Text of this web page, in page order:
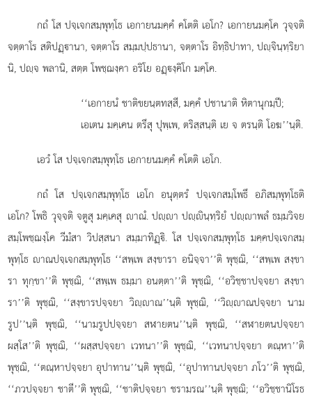
กถํ โส ปจฺเจกสมฺพุทฺโธ เอกายนมคฺคํ คโตติ เอโก? เอกายนมคฺโค วุจฺจติ
จตฺตาโร สติปฏฺานา, จตฺตาโร สมฺมปฺปธานา, จตฺตาโร อิทฺธิปาทา, ปฺจินฺทฺริยา
นิ, ปฺจ พลานิ, สตฺต โพชฺฌงฺคา อริโย อฏฺงฺคิโก มคฺโค.
‘‘เอกายนํ ชาติขยนฺตทสฺสี, มคฺคํ ปชานาติ หิตานุกมฺปี;
เอเตน มคฺเคน ตรึสุ ปุพฺเพ, ตริสฺสนฺติ เย จ ตรนฺติ โอฆ’’นฺติ.
เอวํ โส ปจฺเจกสมฺพุทฺโธ เอกายนมคฺคํ คโตติ เอโก.
กถํ โส ปจฺเจกสมฺพุทฺโธ เอโก อนุตฺตรํ ปจฺเจกสมฺโพธึ อภิสมฺพุทฺโธติ
เอโก? โพธิ วุจฺจติ จตูสุ มคฺเคสุ าณํ. ปฺา ปฺินฺทฺริยํ ปฺาพลํ ธมฺมวิจย
สมฺโพชฺฌงฺโค วีมํสา วิปสฺสนา สมฺมาทิฏฺิ. โส ปจฺเจกสมฺพุทฺโธ มคฺคปจฺเจกสมฺ
พุทฺโธ าณปจฺเจกสมฺพุทฺโธ ‘‘สพฺเพ สงฺขารา อนิจฺจา’’ติ พุชฺฌิ, ‘‘สพฺเพ สงฺขา
รา ทุกฺขา’’ติ พุชฺฌิ, ‘‘สพฺเพ ธมฺมา อนตฺตา’’ติ พุชฺฌิ, ‘‘อวิชฺชาปจฺจยา สงฺขา
รา’’ติ พุชฺฌิ, ‘‘สงฺขารปจฺจยา วิฺาณ’’นฺติ พุชฺฌิ, ‘‘วิฺาณปจฺจยา นาม
รูป’’นฺติ พุชฺฌิ, ‘‘นามรูปปจฺจยา สฬายตน’’นฺติ พุชฺฌิ, ‘‘สฬายตนปจฺจยา
ผสฺโส’’ติ พุชฺฌิ, ‘‘ผสฺสปจฺจยา เวทนา’’ติ พุชฺฌิ, ‘‘เวทนาปจฺจยา ตณฺหา’’ติ
พุชฺฌิ, ‘‘ตณฺหาปจฺจยา อุปาทาน’’นฺติ พุชฺฌิ, ‘‘อุปาทานปจฺจยา ภโว’’ติ พุชฺฌิ,
‘‘ภวปจฺจยา ชาตี’’ติ พุชฺฌิ, ‘‘ชาติปจฺจยา ชรามรณ’’นฺติ พุชฺฌิ; ‘‘อวิชฺชานิโรธ